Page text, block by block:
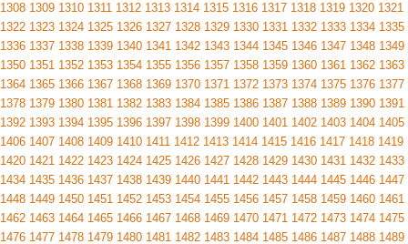
1308 1309 1310 1311 1312 1313 1314 1315 1316 1317 1318 1319 1320 1321
1322 1323 1324 1325 1326 1327 1328 1329 1330 1331 1332 1333 1334 1335
1336 1337 1338 1339 1340 1341 1342 1343 1344 1345 1346 1347 1348 1349
1350 1351 1352 1353 1354 1355 1356 1357 1358 1359 1360 1361 1362 1363
1364 1365 1366 1367 1368 1369 1370 1371 1372 1373 1374 1375 1376 1377
1378 1379 1380 1381 1382 1383 1384 1385 1386 1387 1388 1389 1390 1391
1392 1393 1394 1395 1396 1397 1398 1399 1400 1401 1402 1403 1404 1405
1406 1407 1408 1409 1410 1411 1412 1413 1414 1415 1416 1417 1418 1419
1420 1421 1422 1423 1424 1425 1426 1427 1428 1429 1430 1431 1432 1433
1434 1435 1436 1437 1438 1439 1440 1441 1442 1443 1444 1445 1446 1447
1448 1449 1450 1451 1452 1453 1454 1455 1456 1457 1458 1459 1460 1461
1462 1463 1464 1465 1466 1467 1468 1469 1470 1471 1472 1473 1474 1475
1476 1477 1478 1479 1480 1481 1482 1483 1484 1485 1486 1487 1488 1489